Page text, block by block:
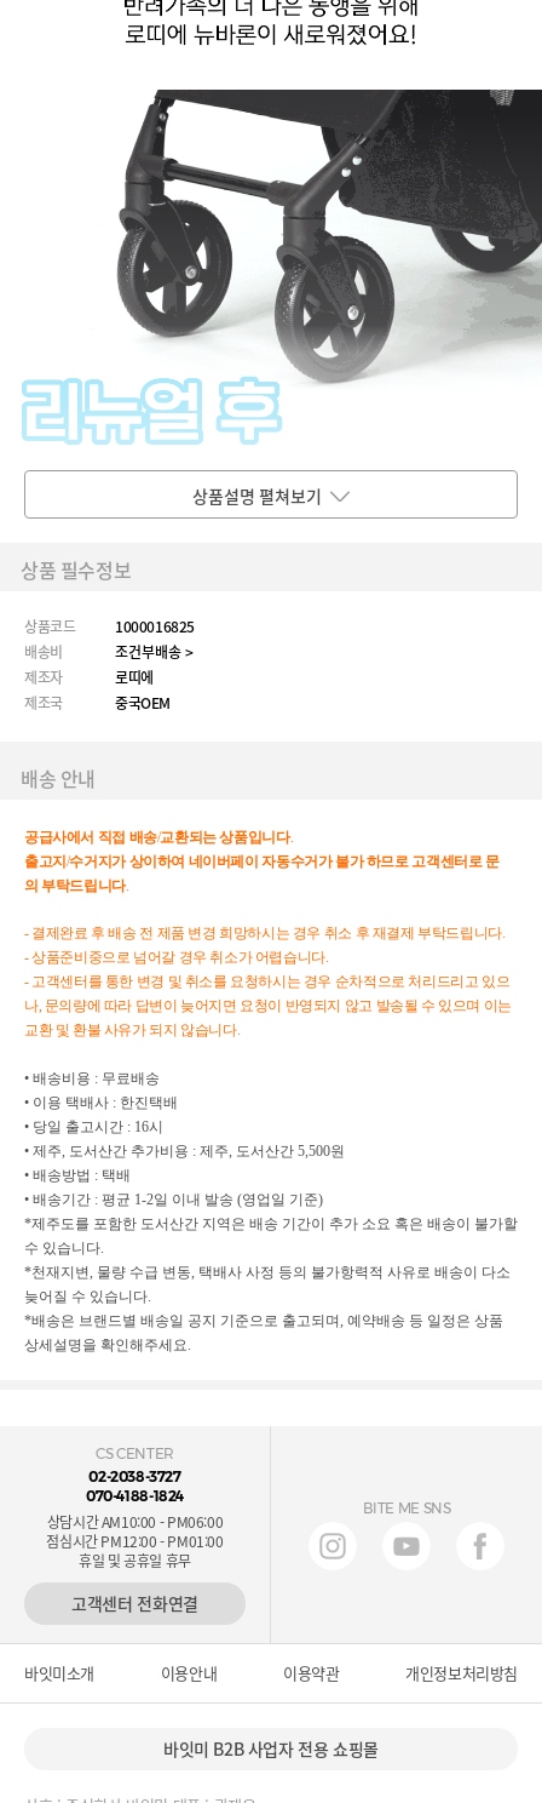
상품설명 펼쳐보기
상품 필수정보
상품코드
1000016825
배송비
조건부배송 >
제조자
로띠에
제조국
중국OEM
배송 안내
공급사에서 직접 배송/교환되는상품입니다.
출고지 /수거지가 상이하여 네이버페이 자동수거가 불가하므로고객센터로문
의 부탁드립니다.
- 결제완료 후 배송 전 제품 변경 희망하시는 경우 취소 후 재결제 부탁드립니다.
- 상품준비중으로 넘어갈 경우 취소가 어렵습니다.
- 고객센터를 통한 변경 및 취소를 요청하시는 경우 순차적으로 처리드리고 있으
나, 문의량에 따라 답변이 늦어지면 요청이 반영되지 않고 발송될 수 있으며 이는
교환 및 환불 사유가 되지 않습니다.
• 배송비용 : 무료배송
• 이용 택배사 : 한진택배
• 당일 출고시간 : 16시
• 제주, 도서산간 추가비용 : 제주, 도서산간 5,500원
• 배송방법 : 택배
• 배송기간 : 평균 1-2일 이내 발송 (영업일 기준)
*제주도를 포함한 도서산간 지역은 배송 기간이 추가 소요 혹은 배송이 불가할
수 있습니다.
*천재지변, 물량 수급 변동, 택배사 사정 등의 불가항력적 사유로 배송이 다소
늦어질 수 있습니다.
*배송은 브랜드별 배송일 공지 기준으로 출고되며, 예약배송 등 일정은 상품
상세설명을 확인해주세요.
CS CENTER
02-2038-3727
070-4188-1824
상담시간 AM10:00 - PM06:00
점심시간 PM12:00 - PM01:00
휴일 및 공휴일 휴무
고객센터 전화연결
BITE ME SNS
바잇미소개 이용안내 이용약관 개인정보처리방침
바잇미 B2B 사업자 전용 쇼핑몰